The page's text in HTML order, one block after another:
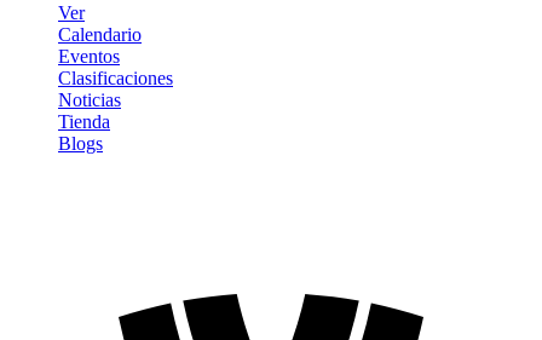
Ver
Calendario
Eventos
Clasificaciones
Noticias
Tienda
Blogs